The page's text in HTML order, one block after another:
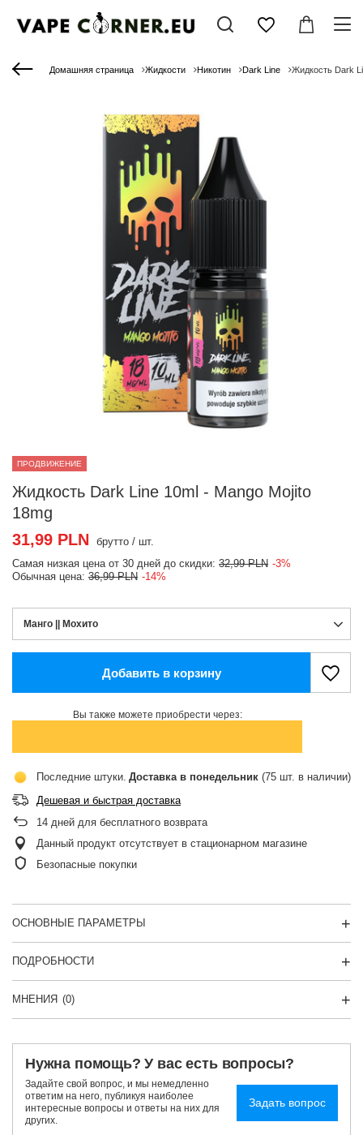
Домашняя страница Жидкости Никотин Dark Line Жидкость Dark
ПРОДВИЖЕНИЕ
Жидкость Dark Line 10ml - Mango Mojito
18mg
Манго || Мохито
31,99 PLN брутто / шт.
Самая низкая цена от 30 дней до скидки: 32,99 PLN -3%
Обычная цена: 36,99 PLN -14%
Добавить в корзину
Вы также можете приобрести через:
Последние штуки Доставка в понедельник (75 шт. в наличии)
Дешевая и быстрая доставка
14 дней для бесплатного возврата
Данный продукт отсутствует в стационарном магазине
Безопасные покупки
ОСНОВНЫЕ ПАРАМЕТРЫ
ПОДРОБНОСТИ
МНЕНИЯ (0)
Нужна помощь? У вас есть вопросы?
Задайте свой вопрос, и мы немедленно
ответим на него, публикуя наиболее
интересные вопросы и ответы на них для
других.
Задать вопрос